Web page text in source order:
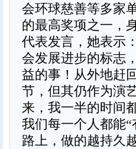
会环球慈善等多家
的最高奖项之一，
代表发言，她表示
会发展进步的标志
益的事！从外地赶
节，但其仍作为演
来，我一半的时间
我们每一个人都能
路上，做的越持久